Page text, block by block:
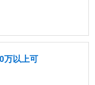
万以上可